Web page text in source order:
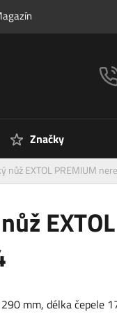
Značky
nůž EXTOL PREMIUM
mm, délka čepele